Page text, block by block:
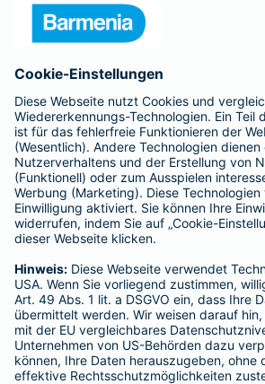
Barmenia ist Teil der
BELIEBTE SEITEN
Kranken-
Tierversicherungen
Hausratversicherung
Adresse ändern
Schaden melden
Serviceübersicht